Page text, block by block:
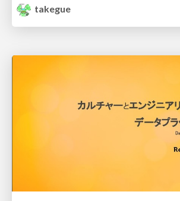
takegue